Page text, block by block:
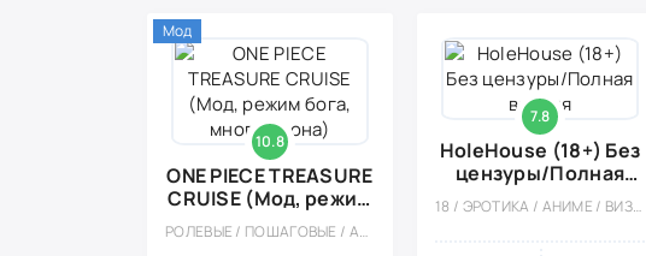
10.8
ONE PIECE TREASURE
CRUISE (Мод, режим
бога, много урона) РОЛЕВЫЕ / ПОШАГОВЫЕ / АНИМЕ / ОДНОПОЛЬЗОВАТЕЛЬСКИЕ / СТИЛИЗАЦИЯ / ВСТРОЕННЫЙ КЕШ / МОД
Мод
7.8
HoleHouse (18+) Без
цензуры/Полная
версия
18 / ЭРОТИКА / АНИМЕ / ВИЗУАЛЬНАЯ НОВЕЛЛА